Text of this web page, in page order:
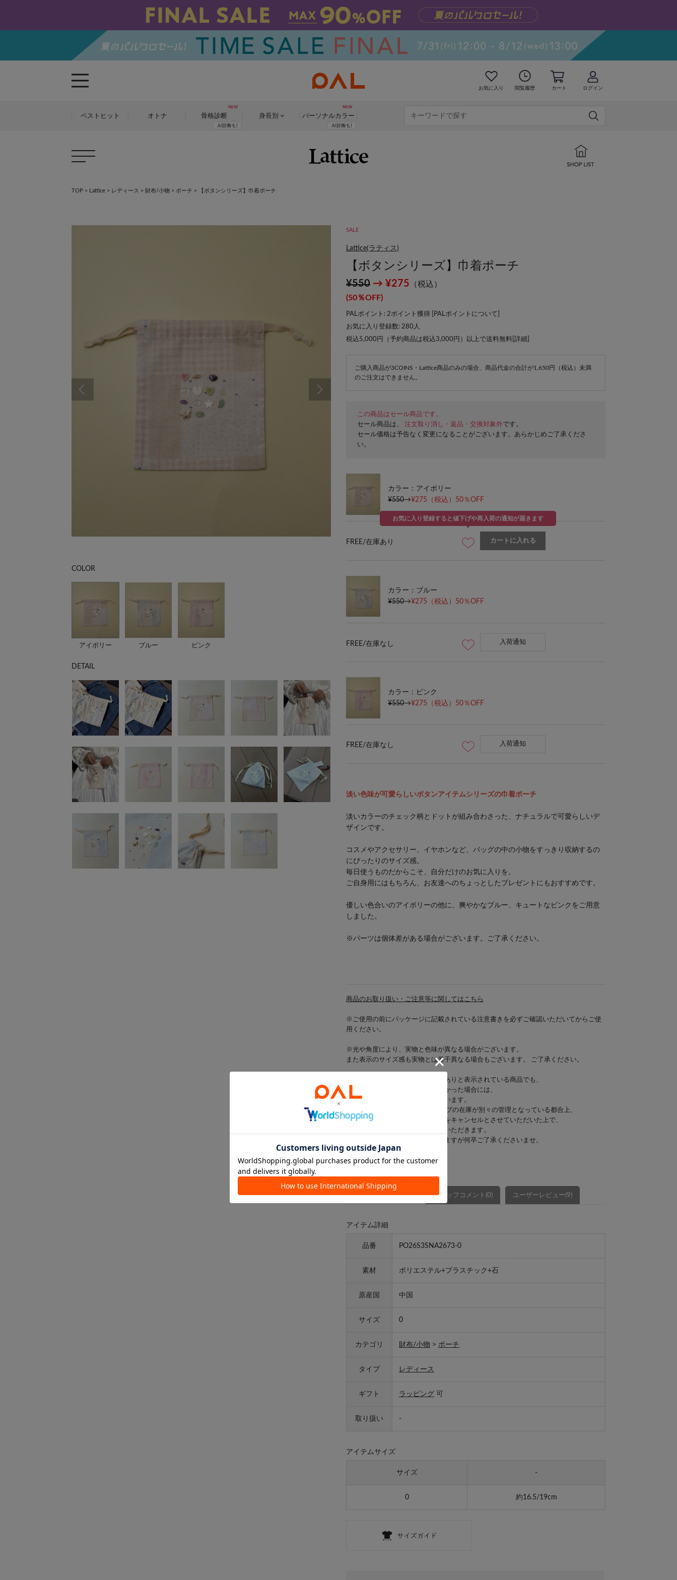
お気に入り 閲覧履歴 カート ログイン
ベストヒット オトナ 骨格診断 身長別 パーソナルカラー
TOP > Lattice > レディース > 財布/小物 > ポーチ > 【ボタンシリーズ】巾着ポーチ
COLOR
アイボリー ブルー ピンク
DETAIL
SALE
Lattice(ラティス)
【ボタンシリーズ】巾着ポーチ
¥550 → ¥275 （税込）
(50％OFF)
PALポイント: 2ポイント獲得 [ PALポイントについて
お気に入り登録数: 280 人
税込5,000円（予約商品は税込3,000円）以上で送料無料[ 詳細
ご購入商品が3COINS・Lattice商品のみの場合、商品代金の合計が1,650円（税込）未満
のご注文はできません。
この商品はセール商品です。
セール商品は、 注文取り消し・返品・交換対象外です。
セール価格は予告なく変更になることがございます。あらかじめご了承くださ
い。
カラー：アイボリー
¥550→¥275 （税込）50％OFF
FREE/在庫あり
お気に入り登録すると値下げや再入荷の通知が届きます
カートに入れる
カラー：ブルー
¥550→¥275 （税込）50％OFF
FREE/在庫なし 入荷通知
カラー：ピンク
¥550→¥275 （税込）50％OFF
FREE/在庫なし 入荷通知
淡い色味が可愛らしいボタンアイテムシリーズの巾着ポーチ
淡いカラーのチェック柄とドットが組み合わさった、ナチュラルで可愛らしいデ
ザインです。
コスメやアクセサリー、イヤホンなど、バッグの中の小物をすっきり収納するの
にぴったりのサイズ感。
毎日使うものだからこそ、自分だけのお気に入りを。
ご自身用にはもちろん、お友達へのちょっとしたプレゼントにもおすすめです。
優しい色合いのアイボリーの他に、爽やかなブルー、キュートなピンクをご用意
しました。
※パーツは個体差がある場合がございます。ご了承ください。
商品のお取り扱い・ご注意等に関してはこちら
※ご使用の前にパッケージに記載されている注意書きを必ずご確認いただいてからご使
用ください。
※光や角度により、実物と色味が異なる場合がございます。
また表示のサイズ感も実物とは若干異なる場合もございます。 ご了承ください。
※ご注文いただいた時点では在庫ありと表示されている商品でも、
配送前に商品の不具合などが見つかった場合には、
在庫の確保ができないことがございます。
また、弊社では店舗とWEBショップの在庫が別々の管理となっている都合上、
在庫切れの場合は対象の該当商品をキャンセルとさせていただいた上で、
残りのご注文品のみを発送させていただきます。
お客様にはご迷惑をおかけいたしますが何卒ご了承くださいませ。
商品詳細 スタッフコメント(0) ユーザーレビュー(9)
アイテム詳細
品番 PO26S3SNA2673-0
素材 ポリエステル+プラスチック+石
原産国 中国
サイズ 0
カテゴリ 財布/小物 > ポーチ
タイプ レディース
ギフト ラッピング 可
取り扱い -
アイテムサイズ
サイズ -
0 約16.5/19cm